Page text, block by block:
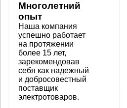
Многолетний
опыт
Наша компания
успешно работает
на протяжении
более 15 лет,
зарекомендовав
себя как надежный
и добросовестный
поставщик
электротоваров.